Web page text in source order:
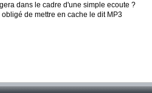
dans le cadre d'une simple ecoute ?
de mettre en cache le dit MP3